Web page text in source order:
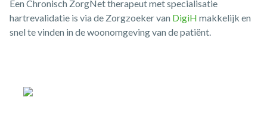
Een Chronisch ZorgNet therapeut met specialisatie
hartrevalidatie is via de Zorgzoeker van DigiH makkelijk en
snel te vinden in de woonomgeving van de patiënt.